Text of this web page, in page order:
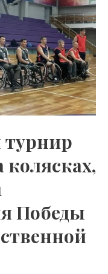
турнир
колясках,
Победы